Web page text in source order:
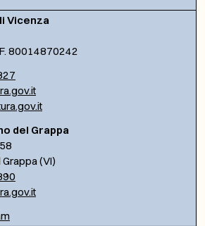
Vicenza
80014870242
del Grappa
(VI)